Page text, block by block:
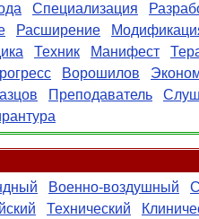
Специализация
Расширение
Техник Манифест
Ворошилов
Преподаватель
Военно-воздушный
Технический